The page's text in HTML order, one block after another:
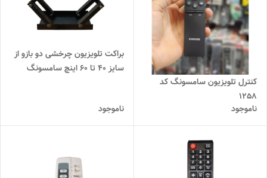
کنترل تلویزیون سامسونگ کد
1258
ناموجود
براکت تلویزیون چرخشی دو بازو از
سایز 40 تا 60 اینچ سامسونگ
ناموجود